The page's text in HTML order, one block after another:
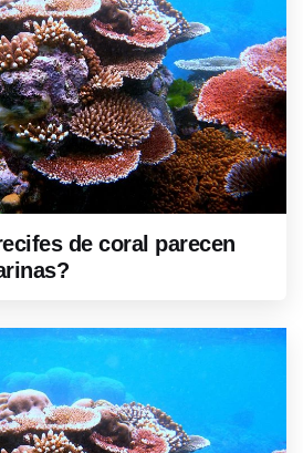
de coral parecen